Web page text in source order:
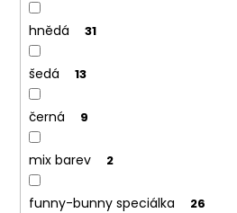
hnědá 31
šedá 13
černá 9
mix barev 2
funny-bunny speciálka 26